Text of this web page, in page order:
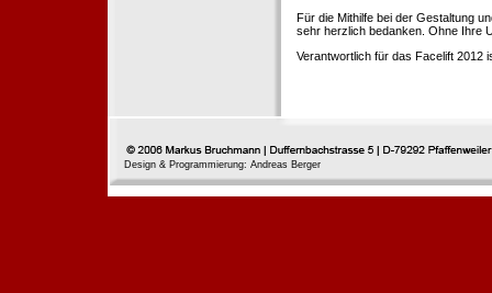
Für die Mithilfe bei der Gestaltung
sehr herzlich bedanken. Ohne Ihre
Verantwortlich für das Facelift 2012
Design & Programmierung: Andreas Berger